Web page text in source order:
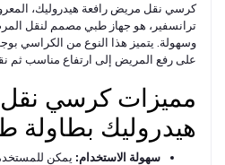
كرسي نقل مريض رافعة هيدروليك،
ترانسفير، هو جهاز طبي مصمم لنقل
وسهولة. يتميز هذا النوع من الكراسي
على رفع المريض إلى ارتفاع مناسب ثم
مميزات كرسي
هيدروليك بطاولة
سهولة الاستخدام: يمكن